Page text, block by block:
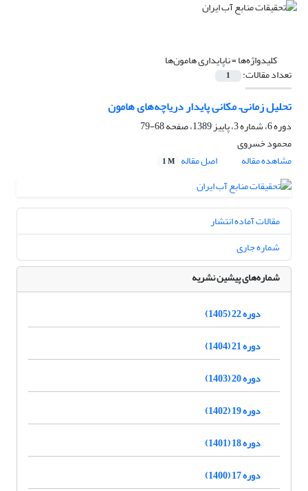
کلیدواژه‌ها =ناپایداری هامون‌ها
تعداد مقالات: 1
تحلیل زمانی– مکانی پایدار دریاچه‌های هامون
دوره 6، شماره 3، پاییز 1389، صفحه
68-79
محمود خسروی
مشاهده مقاله
اصل مقاله 1 M
مقالات آماده انتشار
شماره جاری
شماره‌های پیشین نشریه
دوره 22 (1405)
دوره 21 (1404)
دوره 20 (1403)
دوره 19 (1402)
دوره 18 (1401)
دوره 17 (1400)